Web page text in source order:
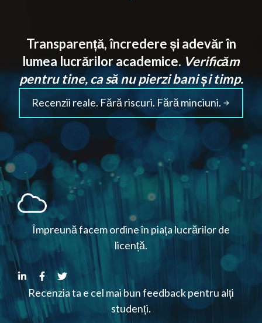
Transparență, încredere și adevăr în
lumea lucrărilor academice. Verificăm
pentru tine, ca să nu pierzi bani și timp.
Recenzii reale. Fără riscuri. Fără minciuni.
Împreună facem ordine în piața lucrărilor de
licență.
Recenzia ta e cel mai bun feedback pentru alți
studenți.